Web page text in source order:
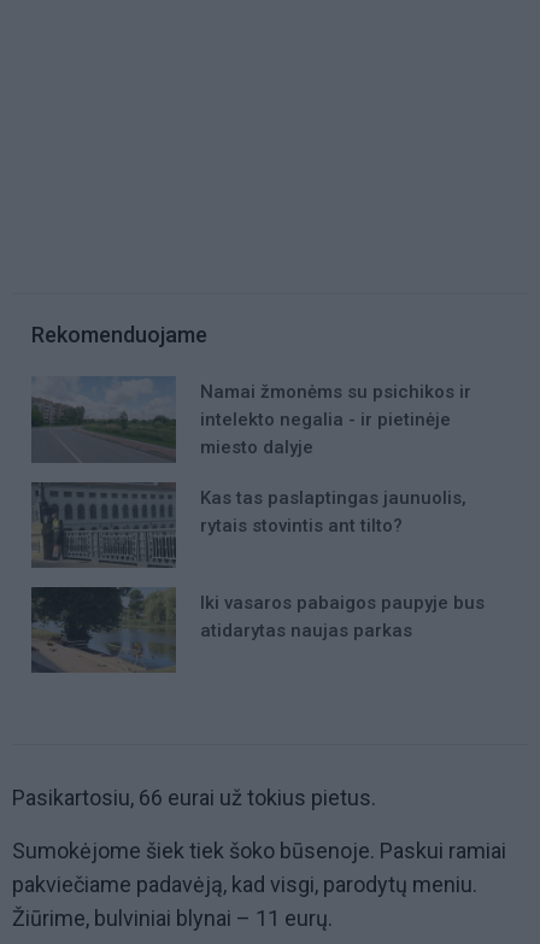
Rekomenduojame
Namai žmonėms su psichikos ir
intelekto negalia - ir pietinėje
miesto dalyje
Kas tas paslaptingas jaunuolis,
rytais stovintis ant tilto?
Iki vasaros pabaigos paupyje bus
atidarytas naujas parkas
Pasikartosiu, 66 eurai už tokius pietus.
Sumokėjome šiek tiek šoko būsenoje. Paskui ramiai
pakviečiame padavėją, kad visgi, parodytų meniu.
Žiūrime, bulviniai blynai – 11 eurų.